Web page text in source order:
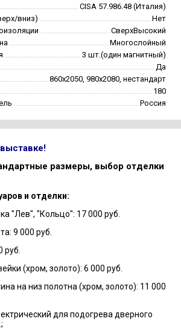
CISA 57.986.48 (Италия)
вниз)
Нет
СверхВысокий
Многослойный
3 шт.(один магнитный)
Да
860х2050, 980х2080, нестандарт
180
Россия
размеры, выбор отделки
и отделки:
"Лев", "Кольцо": 17 000 руб.
9 000 руб.
руб.
(хром, золото): 6 000 руб.
на низ полотна (хром, золото): 11 000
для подогрева дверного